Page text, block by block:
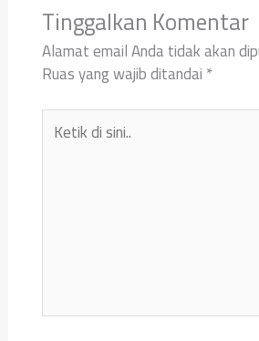
Tinggalkan Komentar
Alamat email Anda tidak akan
Ruas yang wajib ditandai*
Ketik